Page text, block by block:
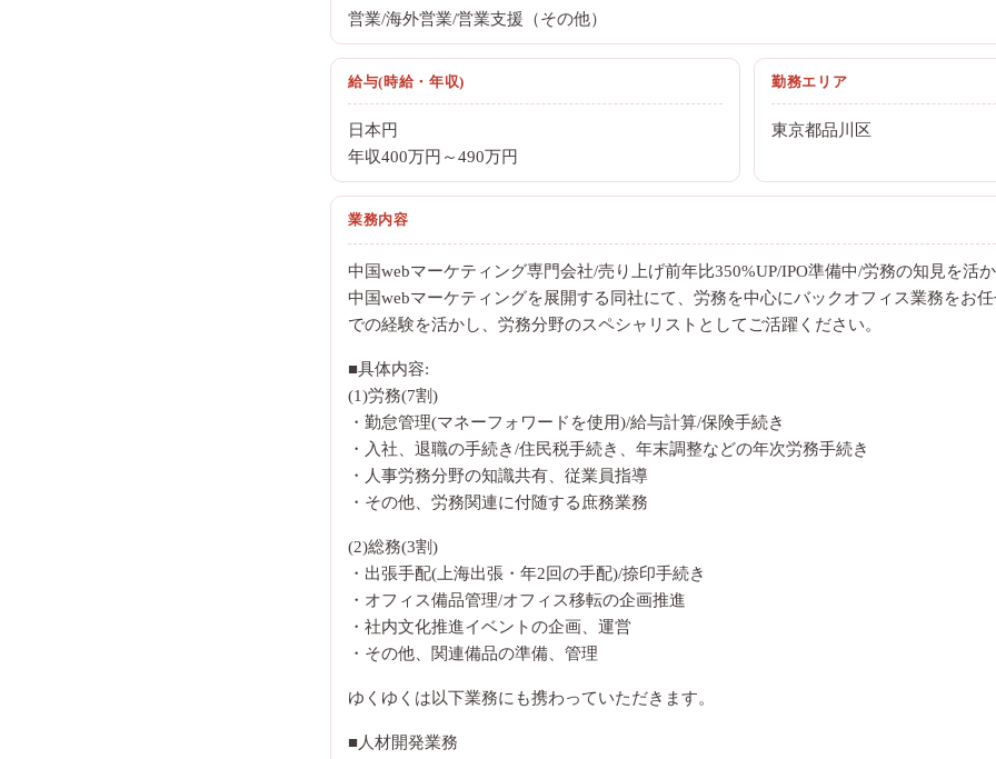
営業/海外営業/営業支援（その他）
給与(時給・年収)
日本円
年収400万円～490万円
勤務エリア
東京都品川区
業務内容
中国webマーケティング専門会社/売り上げ前年比350%UP/IPO準備中/労務の知見を活
中国webマーケティングを展開する同社にて、労務を中心にバックオフィス業務をお
での経験を活かし、労務分野のスペシャリストとしてご活躍ください。
■具体内容:
(1)労務(7割)
・勤怠管理(マネーフォワードを使用)/給与計算/保険手続き
・入社、退職の手続き/住民税手続き、年末調整などの年次労務手続き
・人事労務分野の知識共有、従業員指導
・その他、労務関連に付随する庶務業務
(2)総務(3割)
・出張手配(上海出張・年2回の手配)/捺印手続き
・オフィス備品管理/オフィス移転の企画推進
・社内文化推進イベントの企画、運営
・その他、関連備品の準備、管理
ゆくゆくは以下業務にも携わっていただきます。
■人材開発業務